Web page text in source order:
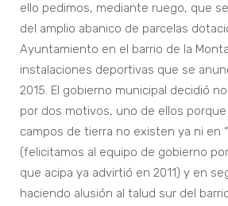
ello pedimos, mediante ruego, que
del amplio abanico de parcelas
Ayuntamiento en el barrio de la
instalaciones deportivas que se
2015. El gobierno municipal decidió
por dos motivos, uno de ellos
campos de tierra no existen ya ni en
(felicitamos al equipo de gobierno
que acipa ya advirtió en 2011) y en
haciendo alusión al talud sur del